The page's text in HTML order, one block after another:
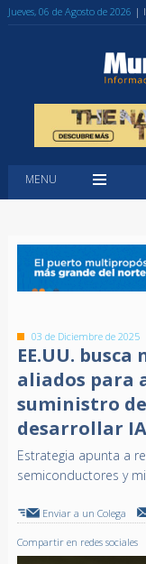
Jueves, 06 de Agosto de 2026 |
MENU
03 de Diciembre de 2025
EE.UU.
aliados para
suministro
desarrollar IA
Estrategia apunta a
semiconductores y
Enviar a un Colega
Compartir en redes sociales